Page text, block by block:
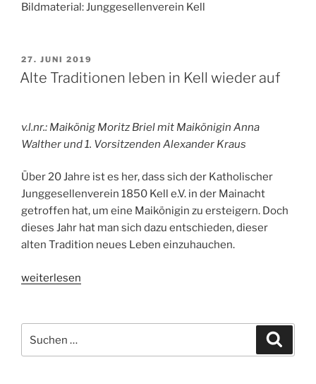
Bildmaterial: Junggesellenverein Kell
VERÖFFENTLICHT
AM
27. JUNI 2019
Alte Traditionen leben in Kell wieder auf
v.l.nr.: Maikönig Moritz Briel mit Maikönigin Anna
Walther und 1. Vorsitzenden Alexander Kraus
Über 20 Jahre ist es her, dass sich der Katholischer
Junggesellenverein 1850 Kell e.V. in der Mainacht
getroffen hat, um eine Maikönigin zu ersteigern. Doch
dieses Jahr hat man sich dazu entschieden, dieser
alten Tradition neues Leben einzuhauchen.
„Alte
in
Kell
weiterlesen
nach: